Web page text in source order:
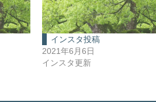
インスタ投稿
2021年6月6日
インスタ更新